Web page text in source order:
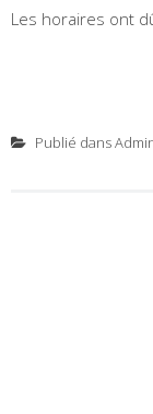
Les horaires ont
Publié dans